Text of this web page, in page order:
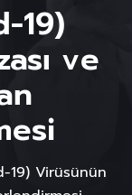
19)
ve
19) Virüsünün